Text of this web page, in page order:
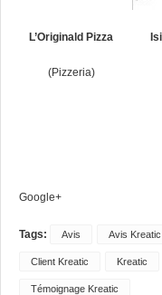
L’Originald Pizza
(Pizzeria)
Google+
Tags: Avis Avis Kreatic
Client Kreatic Kreatic
Témoignage Kreatic